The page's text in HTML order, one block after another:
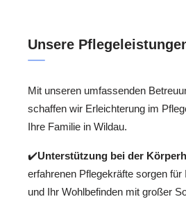
Unsere
Mit unseren umfassenden
schaffen wir Erleichterung im
Ihre Familie in Wildau.
✔️Unterstützung bei der
erfahrenen Pflegekräfte sorgen für
und Ihr Wohlbefinden mit großer